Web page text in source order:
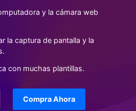
>
COMPRAR AHORA
y la cámara web
la captura de pantalla y la
con muchas plantillas.
Compra Ahora